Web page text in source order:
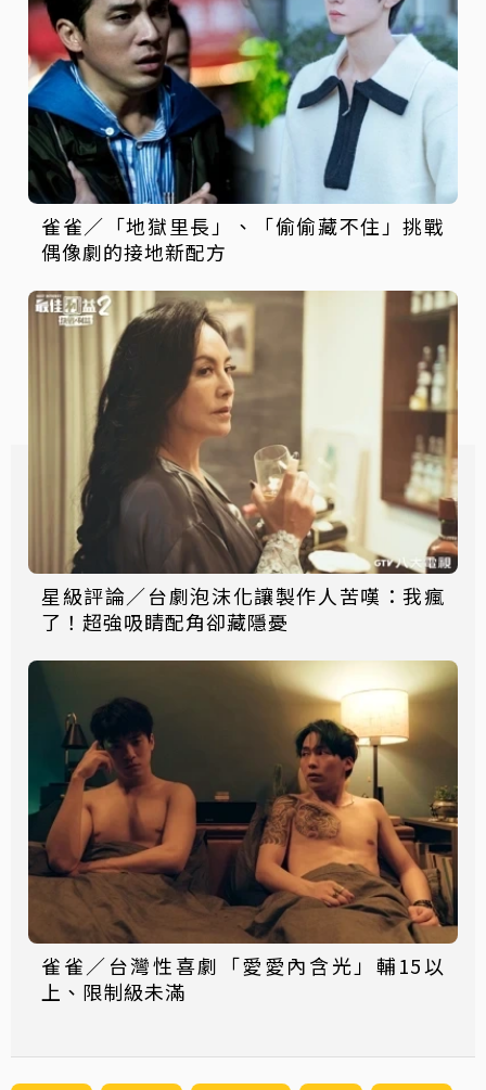
雀雀／「地獄里長」、「偷偷藏不住」挑戰
偶像劇的接地新配方
星級評論／台劇泡沫化讓製作人苦嘆：我瘋
了！超強吸睛配角卻藏隱憂
雀雀／台灣性喜劇「愛愛內含光」輔15以
上、限制級未滿